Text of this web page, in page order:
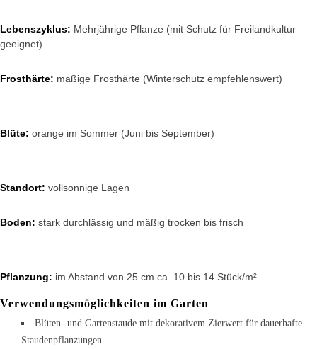
Lebenszyklus: Mehrjährige Pflanze (mit Schutz für Freilandkultur
geeignet)
Frosthärte: mäßige Frosthärte (Winterschutz empfehlenswert)
Blüte: orange im Sommer (Juni bis September)
Standort: vollsonnige Lagen
Boden: stark durchlässig und mäßig trocken bis frisch
Pflanzung: im Abstand von 25 cm ca. 10 bis 14 Stück/m²
Verwendungsmöglichkeiten im Garten
Blüten- und Gartenstaude mit dekorativem Zierwert für dauerhafte
Staudenpflanzungen